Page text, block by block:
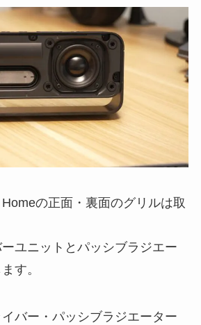
の正面・裏面のグリルは取
ユニットとパッシブラジエー
す。
バー・パッシブラジエーター